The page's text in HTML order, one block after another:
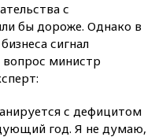
с
бы дороже. Однако в
сигнал
вопрос министр
с дефицитом
год. Я не думаю,